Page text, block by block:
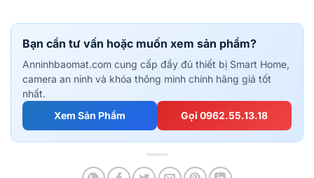
Bạn cần tư vấn hoặc muốn xem sản phẩm?
Anninhbaomat.com cung cấp đầy đủ thiết bị Smart Home,
camera an ninh và khóa thông minh chính hãng giá tốt
nhất.
Xem Sản Phẩm
Gọi 0962.55.13.18